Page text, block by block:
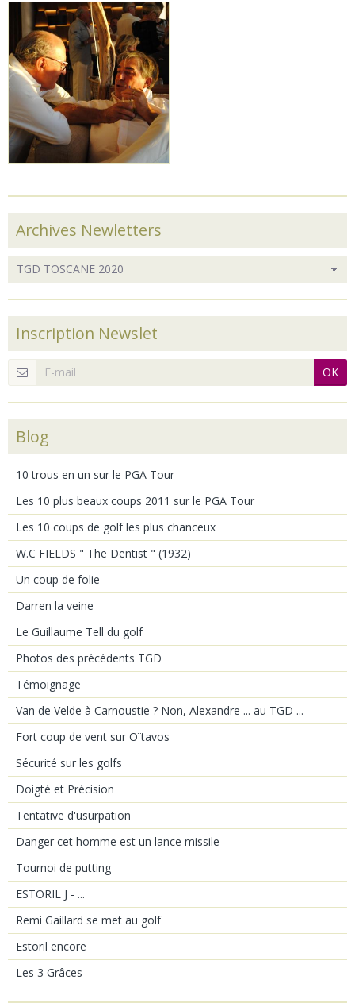
Archives Newletters
Inscription Newslet
OK
Blog
10 trous en un sur le PGA Tour
Les 10 plus beaux coups 2011 sur le PGA Tour
Les 10 coups de golf les plus chanceux
W.C FIELDS " The Dentist " (1932)
Un coup de folie
Darren la veine
Le Guillaume Tell du golf
Photos des précédents TGD
Témoignage
Van de Velde à Carnoustie ? Non, Alexandre ... au TGD ...
Fort coup de vent sur Oïtavos
Sécurité sur les golfs
Doigté et Précision
Tentative d'usurpation
Danger cet homme est un lance missile
Tournoi de putting
ESTORIL J - ...
Remi Gaillard se met au golf
Estoril encore
Les 3 Grâces